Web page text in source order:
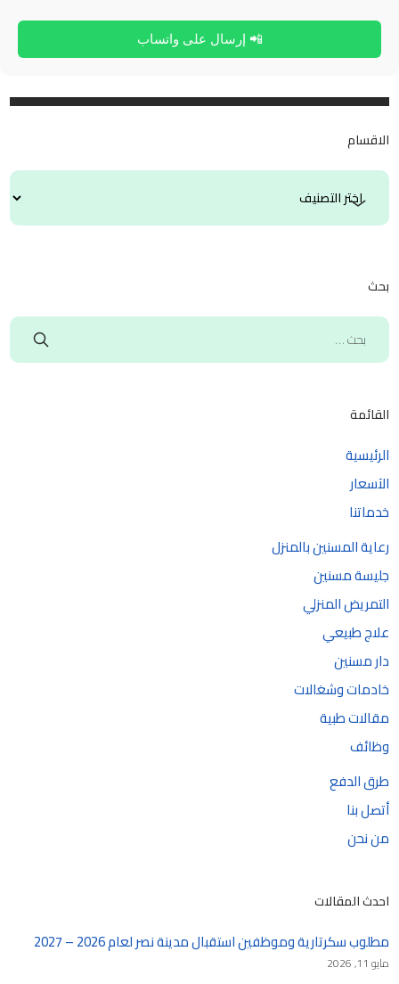
📲 إرسال على واتساب
الاقسام
بحث
القائمة
الرئيسية
الآسعار
خدماتنا
رعاية المسنين بالمنزل
جليسة مسنين
التمريض المنزلي
علاج طبيعي
دار مسنين
خادمات وشغالات
مقالات طبية
وظائف
طرق الدفع
أتصل بنا
من نحن
احدث المقالات
مطلوب سكرتارية وموظفين استقبال مدينة نصر لعام 2026 – 2027
مايو 11, 2026